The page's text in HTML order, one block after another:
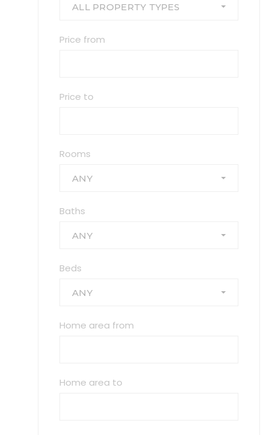
ALL PROPERTY TYPES
Price from
Price to
Rooms
ANY
Baths
ANY
Beds
ANY
Home area from
Home area to